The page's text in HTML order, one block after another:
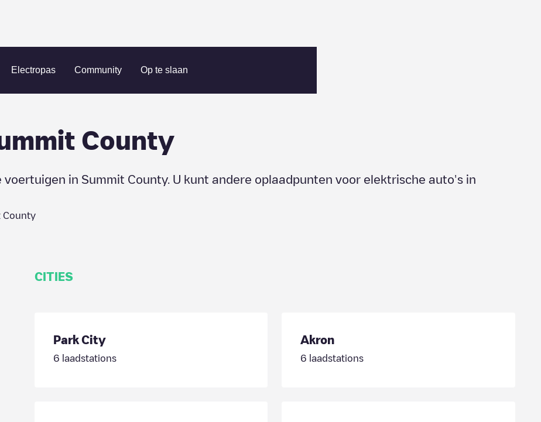
Electropas Community Op te slaan
County
voertuigen in Summit County. U kunt andere oplaadpunten voor elektrische auto's in
County
CITIES
Park City
6 laadstations
Akron
6 laadstations